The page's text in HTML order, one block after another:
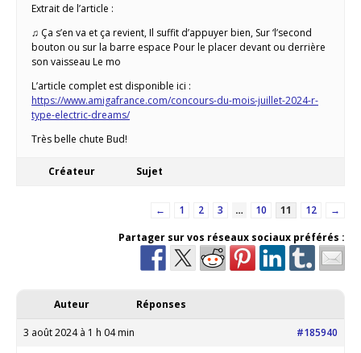
Extrait de l’article :
♫ Ça s’en va et ça revient, Il suffit d’appuyer bien, Sur ‘l’second
bouton ou sur la barre espace Pour le placer devant ou derrière
son vaisseau Le mo
L’article complet est disponible ici :
https://www.amigafrance.com/concours-du-mois-juillet-2024-r-
type-electric-dreams/
Très belle chute Bud!
Créateur Sujet
← 1 2 3 … 10 11 12
→
Partager sur vos réseaux sociaux préférés :
Auteur Réponses
3 août 2024 à 1 h 04 min #185940